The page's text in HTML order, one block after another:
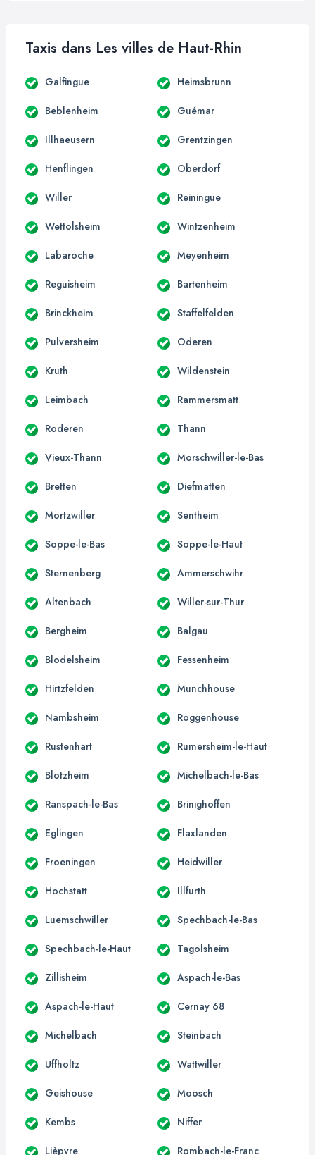
Taxis dans Les villes de Haut-Rhin
Galfingue Heimsbrunn
Beblenheim Guémar
Illhaeusern Grentzingen
Henflingen Oberdorf
Willer Reiningue
Wettolsheim Wintzenheim
Labaroche Meyenheim
Reguisheim Bartenheim
Brinckheim Staffelfelden
Pulversheim Oderen
Kruth Wildenstein
Leimbach Rammersmatt
Roderen Thann
Vieux-Thann Morschwiller-le-Bas
Bretten Diefmatten
Mortzwiller Sentheim
Soppe-le-Bas Soppe-le-Haut
Sternenberg Ammerschwihr
Altenbach Willer-sur-Thur
Bergheim Balgau
Blodelsheim Fessenheim
Hirtzfelden Munchhouse
Nambsheim Roggenhouse
Rustenhart Rumersheim-le-Haut
Blotzheim Michelbach-le-Bas
Ranspach-le-Bas Brinighoffen
Eglingen Flaxlanden
Froeningen Heidwiller
Hochstatt Illfurth
Luemschwiller Spechbach-le-Bas
Spechbach-le-Haut Tagolsheim
Zillisheim Aspach-le-Bas
Aspach-le-Haut Cernay 68
Michelbach Steinbach
Uffholtz Wattwiller
Geishouse Moosch
Kembs Niffer
Lièpvre Rombach-le-Franc